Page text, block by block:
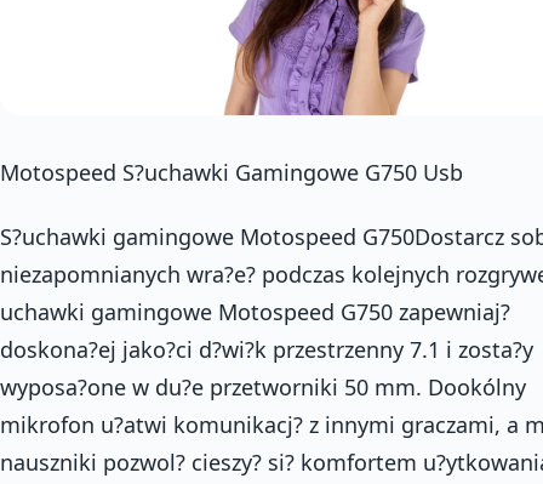
Motospeed S?uchawki Gamingowe G750 Usb
S?uchawki gamingowe Motospeed G750Dostarcz
niezapomnianych wra?e? podczas kolejnych
uchawki gamingowe Motospeed G750 zapewniaj?
doskona?ej jako?ci d?wi?k przestrzenny 7.1 i zosta?y
wyposa?one w du?e przetworniki 50 mm. Dookólny
mikrofon u?atwi komunikacj? z innymi graczami, a
nauszniki pozwol? cieszy? si? komfortem